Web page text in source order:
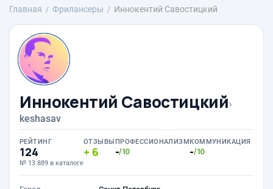
Главная Фрилансеры Иннокентий Савостицкий
Иннокентий Савостицкий›
keshasav
РЕЙТИНГ
124
№ 13 889 в каталоге
ОТЗЫВЫ
6
ПРОФЕССИОНАЛИЗМ
-/10
КОММУНИКАЦИЯ
-/10